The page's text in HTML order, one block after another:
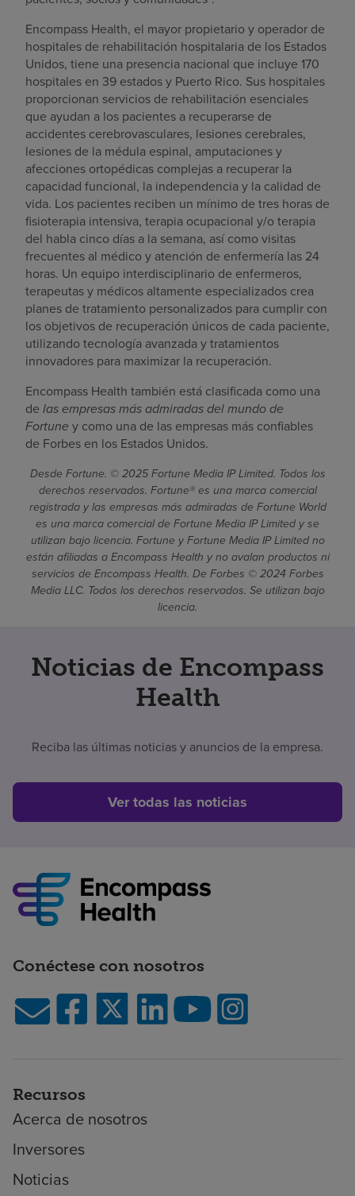
Encompass Health, el mayor propietario y operador de
hospitales de rehabilitación hospitalaria de los Estados
Unidos, tiene una presencia nacional que incluye 170
hospitales en 39 estados y Puerto Rico. Sus hospitales
proporcionan servicios de rehabilitación esenciales
que ayudan a los pacientes a recuperarse de
accidentes cerebrovasculares, lesiones cerebrales,
lesiones de la médula espinal, amputaciones y
afecciones ortopédicas complejas a recuperar la
capacidad funcional, la independencia y la calidad de
vida. Los pacientes reciben un mínimo de tres horas de
fisioterapia intensiva, terapia ocupacional y/o terapia
del habla cinco días a la semana, así como visitas
frecuentes al médico y atención de enfermería las 24
horas. Un equipo interdisciplinario de enfermeros,
terapeutas y médicos altamente especializados crea
planes de tratamiento personalizados para cumplir con
los objetivos de recuperación únicos de cada paciente,
utilizando tecnología avanzada y tratamientos
innovadores para maximizar la recuperación.
Encompass Health también está clasificada como una
de las empresas más admiradas del mundo de
Fortune y como una de las empresas más confiables
de Forbes en los Estados Unidos.
Desde Fortune. © 2025 Fortune Media IP Limited. Todos los
derechos reservados. Fortune® es una marca comercial
registrada y las empresas más admiradas de Fortune World
es una marca comercial de Fortune Media IP Limited y se
utilizan bajo licencia. Fortune y Fortune Media IP Limited no
están afiliadas a Encompass Health y no avalan productos ni
servicios de Encompass Health. De Forbes © 2024 Forbes
Media LLC. Todos los derechos reservados. Se utilizan bajo
licencia.
Noticias de Encompass
Health
Reciba las últimas noticias y anuncios de la empresa.
Ver todas las noticias
Conéctese con nosotros
Recursos
Acerca de nosotros
Inversores
Noticias